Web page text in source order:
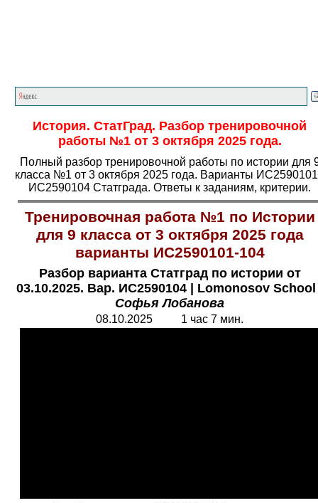
История. СтатГрад. Разбор тренировочной
работы №1 от 3 октября 2025 года.
Полный разбор тренировочной работы по истории для
класса №1 от 3 октября 2025 года. Варианты
ИС2590104 Статграда. Ответы к заданиям, критерии.
Тренировочная работа №1 по Истории
для 9 класса от 3 октября 2025 года
варианты ИС2590101-104
Разбор варианта Статград по истории от
03.10.2025. Вар. ИС2590104
Lomonosov School
Софья Лобанова
08.10.2025 1 час 7 мин.